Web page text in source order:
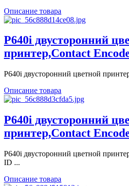
Описание товара
P640i двусторонний
принтер,Contact
P640i двусторонний цветной
Описание товара
P640i двусторонний
принтер,Contact
P640i двусторонний цветной
ID ...
Описание товара